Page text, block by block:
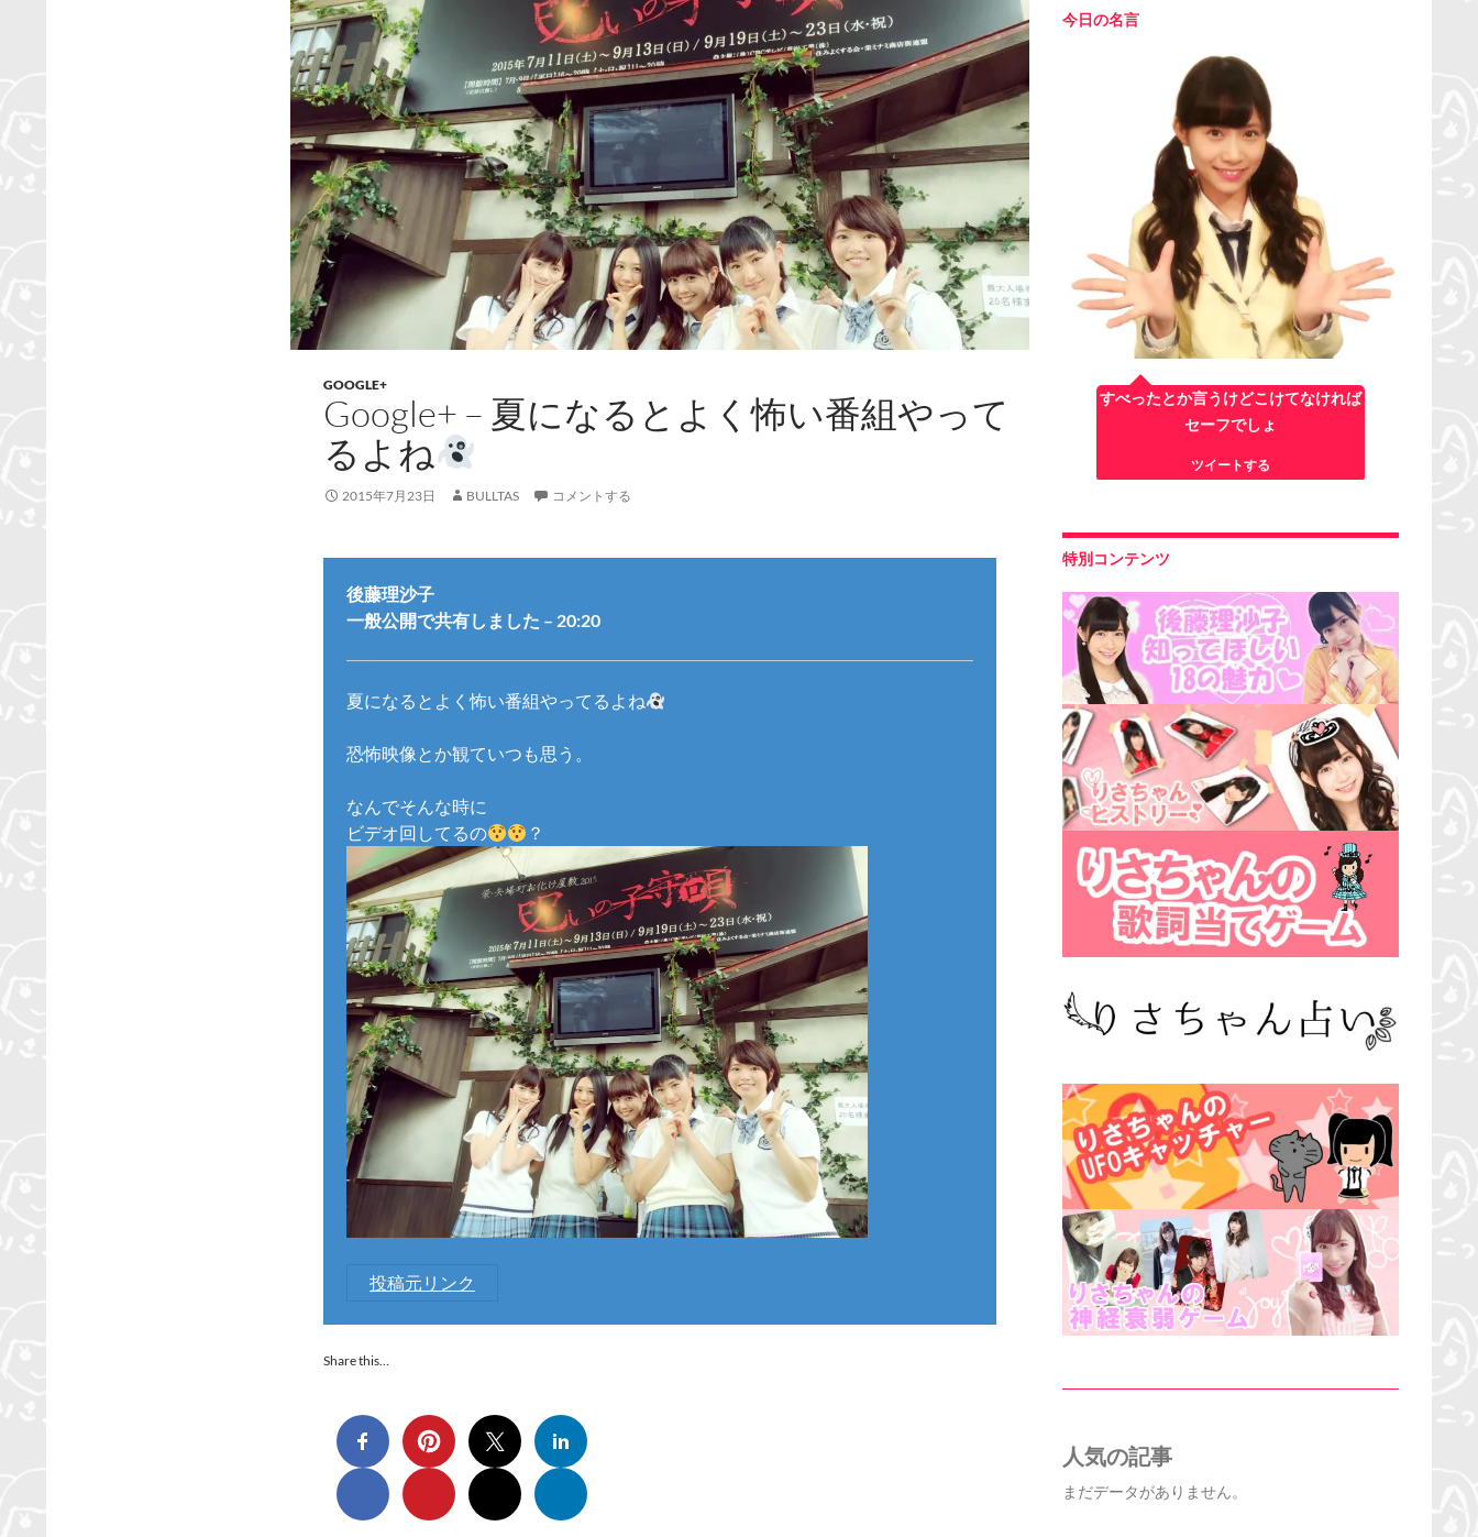
GOOGLE+
Google+ – 夏になるとよく怖い番組やって
るよね
2015年7月23日 BULLTAS コメントする
後藤理沙子
一般公開で共有しました – 20:20
夏になるとよく怖い番組やってるよね
恐怖映像とか観ていつも思う。
なんでそんな時に
ビデオ回してるの
？
投稿元リンク
Share this…
今日の名言
すべったとか言うけどこけてなければ
セーフでしょ
ツイートする
特別コンテンツ
人気の記事
まだデータがありません。